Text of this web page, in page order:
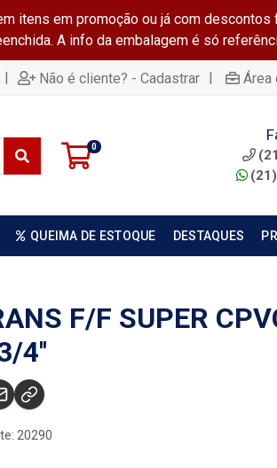
itens em promoção ou já com descontos
A info da embalagem é só
| Não é cliente? - Cadastrar | Área
0
QUEIMA DE ESTOQUE DESTAQUES
F/F SUPER
4''
20290